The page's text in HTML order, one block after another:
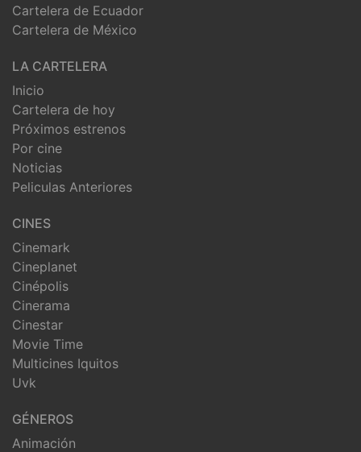
Cartelera de Ecuador
Cartelera de México
LA CARTELERA
Inicio
Cartelera de hoy
Próximos estrenos
Por cine
Noticias
Peliculas Anteriores
CINES
Cinemark
Cineplanet
Cinépolis
Cinerama
Cinestar
Movie Time
Multicines Iquitos
Uvk
GÉNEROS
Animación